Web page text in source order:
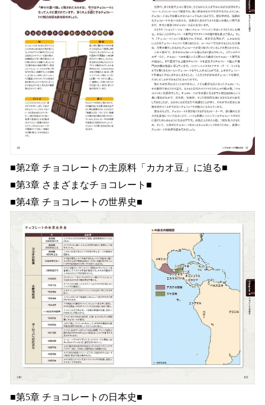
■第2章 チョコレートの主原料「カカオ豆」に迫る■
■第3章 さまざまなチョコレート■
■第4章 チョコレートの世界史■
■第5章 チョコレートの日本史■